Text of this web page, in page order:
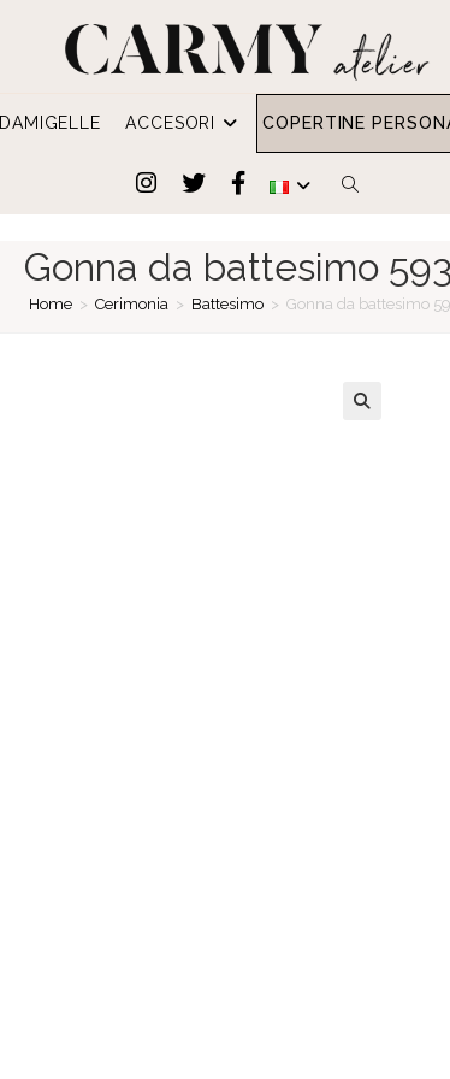
DAMIGELLE ACCESORI COPERTINE
ATTIVA/
RICERCA
SITO
Gonna da battesimo
Home > Cerimonia > Battesimo > Gonna da battesimo